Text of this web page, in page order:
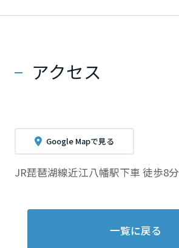
アクセス
Google Mapで見る
JR琵琶湖線近江八幡駅下車 徒歩8分
一覧に戻る
九州エリア
佐賀県